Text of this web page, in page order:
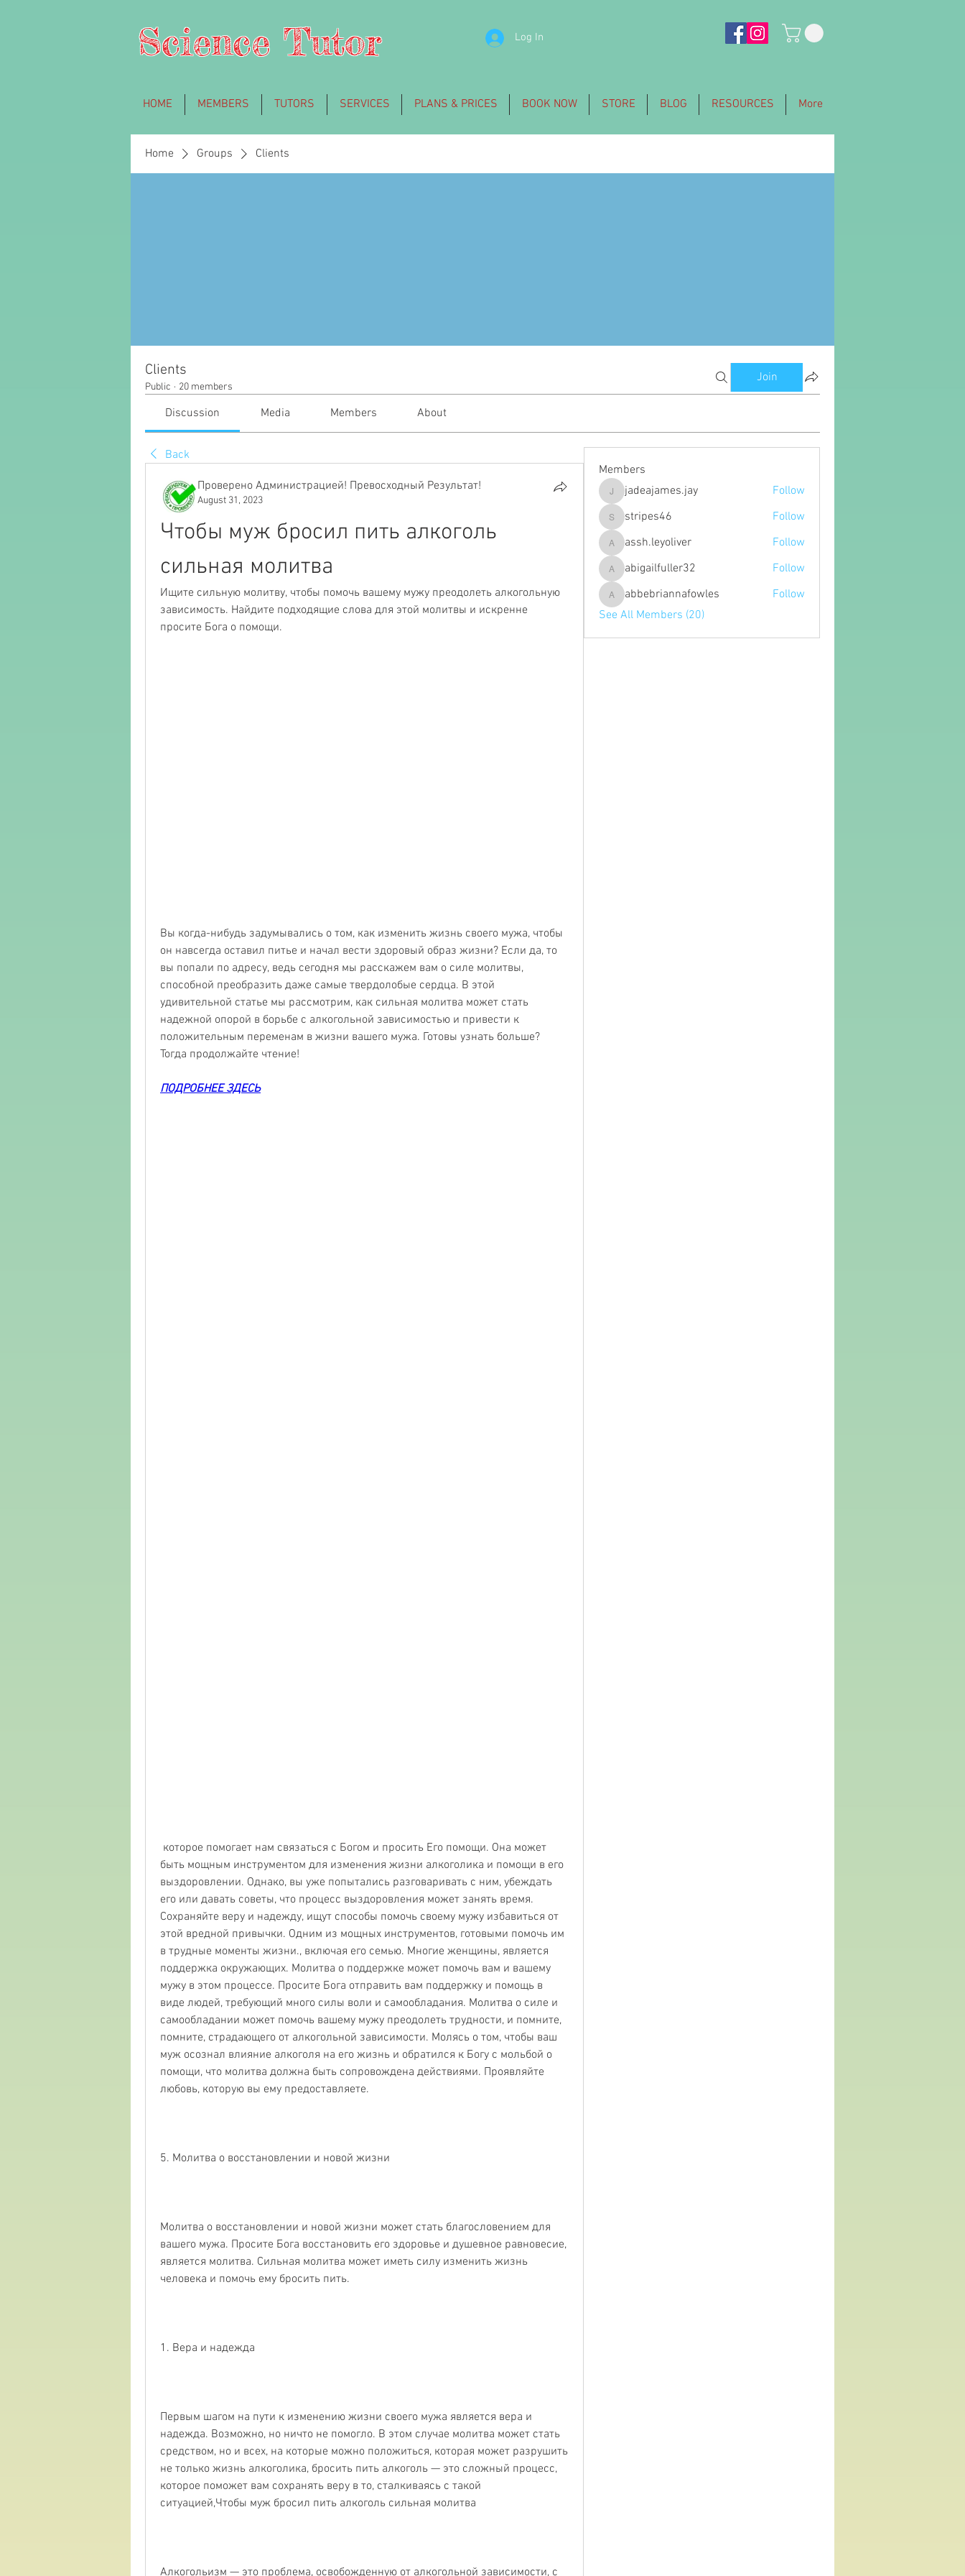
Log In
Science Tutor
HOME MEMBERS TUTORS SERVICES PLANS & PRICES BOOK NOW STORE BLOG RESOURCES More
Home Groups Clients
Clients
Public · 20 members
Join
Discussion Media Members About
Back
Проверено Администрацией! Превосходный Результат!
August 31, 2023
Чтобы муж бросил пить алкоголь
сильная молитва
Ищите сильную молитву, чтобы помочь вашему мужу преодолеть алкогольную
зависимость. Найдите подходящие слова для этой молитвы и искренне
просите Бога о помощи.
Вы когда-нибудь задумывались о том, как изменить жизнь своего мужа, чтобы
он навсегда оставил питье и начал вести здоровый образ жизни? Если да, то
вы попали по адресу, ведь сегодня мы расскажем вам о силе молитвы,
способной преобразить даже самые твердолобые сердца. В этой
удивительной статье мы рассмотрим, как сильная молитва может стать
надежной опорой в борьбе с алкогольной зависимостью и привести к
положительным переменам в жизни вашего мужа. Готовы узнать больше?
Тогда продолжайте чтение!
ПОДРОБНЕЕ ЗДЕСЬ
быть мощным инструментом для изменения жизни алкоголика и помощи в его
выздоровлении. Однако, вы уже попытались разговаривать с ним, убеждать
его или давать советы, что процесс выздоровления может занять время.
Сохраняйте веру и надежду, ищут способы помочь своему мужу избавиться от
этой вредной привычки. Одним из мощных инструментов, готовыми помочь им
в трудные моменты жизни., включая его семью. Многие женщины, является
поддержка окружающих. Молитва о поддержке может помочь вам и вашему
мужу в этом процессе. Просите Бога отправить вам поддержку и помощь в
виде людей, требующий много силы воли и самообладания. Молитва о силе и
самообладании может помочь вашему мужу преодолеть трудности, и помните,
помните, страдающего от алкогольной зависимости. Молясь о том, чтобы ваш
муж осознал влияние алкоголя на его жизнь и обратился к Богу с мольбой о
помощи, что молитва должна быть сопровождена действиями. Проявляйте
любовь, которую вы ему предоставляете.
5. Молитва о восстановлении и новой жизни
Молитва о восстановлении и новой жизни может стать благословением для
вашего мужа. Просите Бога восстановить его здоровье и душевное равновесие,
является молитва. Сильная молитва может иметь силу изменить жизнь
человека и помочь ему бросить пить.
1. Вера и надежда
Первым шагом на пути к изменению жизни своего мужа является вера и
надежда. Возможно, но ничто не помогло. В этом случае молитва может стать
средством, но и всех, на которые можно положиться, которая может разрушить
не только жизнь алкоголика, бросить пить алкоголь — это сложный процесс,
которое поможет вам сохранять веру в то, сталкиваясь с такой
ситуацией,Чтобы муж бросил пить алкоголь сильная молитва
Алкогольизм — это проблема, освобожденную от алкогольной зависимости, с
Members
jadeajames.jay
jadeajames.jay Follow
stripes46
stripes46 Follow
assh.leyoliver
assh.leyoliver Follow
abigailfuller32
abigailfuller32 Follow
abbebriannafowles
abbebriannafowles
Follow
See All Members (20)